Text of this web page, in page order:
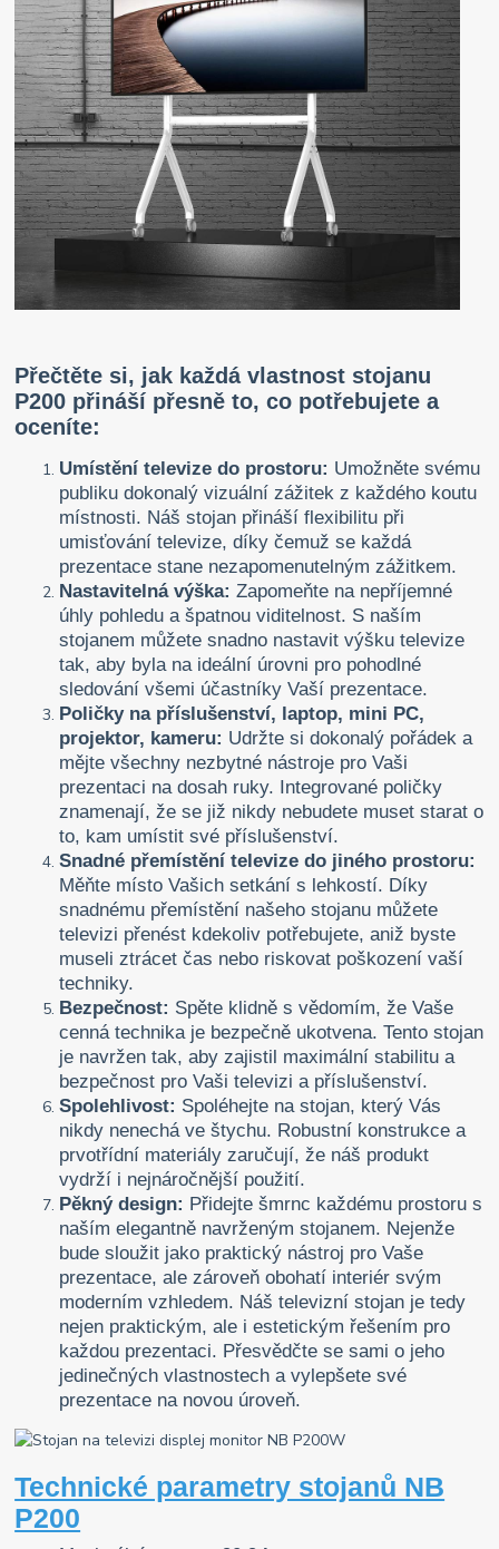
Přečtěte si, jak každá vlastnost stojanu
P200 přináší přesně to, co potřebujete a
oceníte:
Umístění televize do prostoru: Umožněte svému
publiku dokonalý vizuální zážitek z každého koutu
místnosti. Náš stojan přináší flexibilitu při
umisťování televize, díky čemuž se každá
prezentace stane nezapomenutelným zážitkem.
Nastavitelná výška: Zapomeňte na nepříjemné
úhly pohledu a špatnou viditelnost. S naším
stojanem můžete snadno nastavit výšku televize
tak, aby byla na ideální úrovni pro pohodlné
sledování všemi účastníky Vaší prezentace.
Poličky na příslušenství, laptop, mini PC,
projektor, kameru: Udržte si dokonalý pořádek a
mějte všechny nezbytné nástroje pro Vaši
prezentaci na dosah ruky. Integrované poličky
znamenají, že se již nikdy nebudete muset starat o
to, kam umístit své příslušenství.
Snadné přemístění televize do jiného prostoru:
Měňte místo Vašich setkání s lehkostí. Díky
snadnému přemístění našeho stojanu můžete
televizi přenést kdekoliv potřebujete, aniž byste
museli ztrácet čas nebo riskovat poškození vaší
techniky.
Bezpečnost: Spěte klidně s vědomím, že Vaše
cenná technika je bezpečně ukotvena. Tento stojan
je navržen tak, aby zajistil maximální stabilitu a
bezpečnost pro Vaši televizi a příslušenství.
Spolehlivost: Spoléhejte na stojan, který Vás
nikdy nenechá ve štychu. Robustní konstrukce a
prvotřídní materiály zaručují, že náš produkt
vydrží i nejnáročnější použití.
Pěkný design: Přidejte šmrnc každému prostoru s
naším elegantně navrženým stojanem. Nejenže
bude sloužit jako praktický nástroj pro Vaše
prezentace, ale zároveň obohatí interiér svým
moderním vzhledem. Náš televizní stojan je tedy
nejen praktickým, ale i estetickým řešením pro
každou prezentaci. Přesvědčte se sami o jeho
jedinečných vlastnostech a vylepšete své
prezentace na novou úroveň.
Technické parametry stojanů NB
P200